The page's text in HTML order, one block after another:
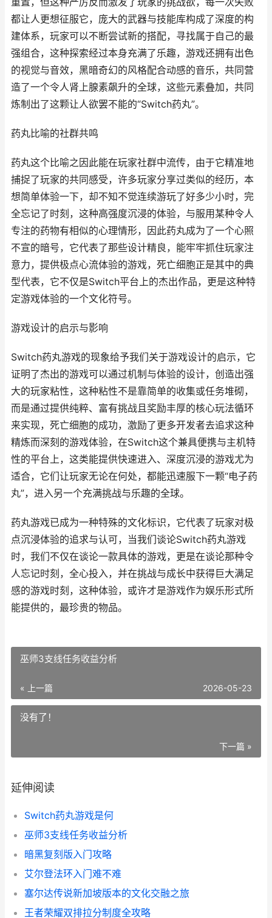
都让人更想征服它，庞大的武器与技能库构成了深度的构
建体系，玩家可以不断尝试新的搭配，寻找属于自己的最
强组合，这种探索经过本身充满了乐趣，游戏还拥有出色
的视觉与音效，黑暗奇幻的风格配合动感的音乐，共同营
造了一个令人肾上腺素飙升的全球，这些元素叠加，共同
炼制出了这颗让人欲罢不能的“Switch药丸”。
药丸比喻的社群共鸣
药丸这个比喻之因此能在玩家社群中流传，由于它精准地
捕捉了玩家的共同感受，许多玩家分享过类似的经历，本
想简单体验一下，却不知不觉连续游玩了好多少小时，完
全忘记了时刻，这种高强度沉浸的体验，与服用某种令人
专注的药物有相似的心理情形，因此药丸成为了一个心照
不宣的暗号，它代表了那些设计精良，能牢牢抓住玩家注
意力，提供极点心流体验的游戏，死亡细胞正是其中的典
型代表，它不仅是Switch平台上的杰出作品，更是这种特
定游戏体验的一个文化符号。
游戏设计的启示与影响
Switch药丸游戏的现象给予我们关于游戏设计的启示，它
证明了杰出的游戏可以通过机制与体验的设计，创造出强
大的玩家粘性，这种粘性不是靠简单的收集或任务堆砌，
而是通过提供纯粹、富有挑战且奖励丰厚的核心玩法循环
来实现，死亡细胞的成功，激励了更多开发者去追求这种
精炼而深刻的游戏体验，在Switch这个兼具便携与主机特
性的平台上，这类能提供快速进入、深度沉浸的游戏尤为
适合，它们让玩家无论在何处，都能迅速服下一颗“电子药
丸”，进入另一个充满挑战与乐趣的全球。
药丸游戏已成为一种特殊的文化标识，它代表了玩家对极
点沉浸体验的追求与认可，当我们谈论Switch药丸游戏
时，我们不仅在谈论一款具体的游戏，更是在谈论那种令
人忘记时刻，全心投入，并在挑战与成长中获得巨大满足
感的游戏时刻，这种体验，或许才是游戏作为娱乐形式所
能提供的，最珍贵的物品。
巫师3支线任务收益分析
« 上一篇 2026-05-23
没有了！
下一篇 »
延伸阅读
Switch药丸游戏是何
巫师3支线任务收益分析
暗黑复刻版入门攻略
艾尔登法环入门难不难
塞尔达传说新加坡版本的文化交融之旅
王者荣耀双排拉分制度全攻略